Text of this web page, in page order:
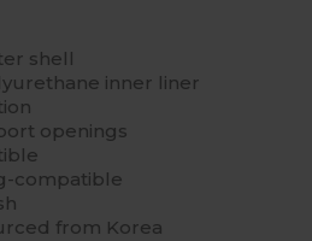
shell
inner liner
openings
compatible
from Korea